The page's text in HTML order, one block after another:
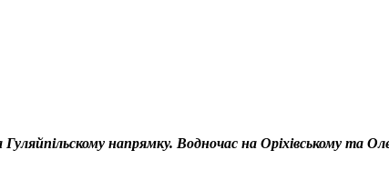
Гуляйпільскому напрямку. Водночас на Оріхівському та